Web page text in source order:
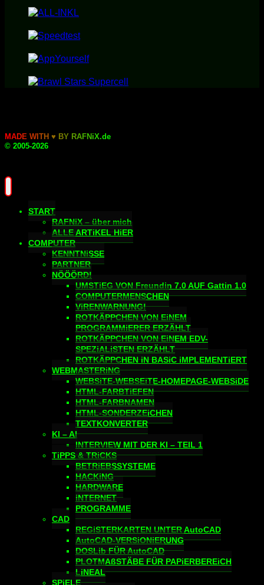
MADE W TH ♥ BY RAFN iX.de
© 2005-2026
START
RAFNiX – über mich
ALLE ARTiKEL HiER
COMPUTER
KENNTNiSSE
PARTNER
NÖÖÖRD!
UMSTiEG VON Freundin 7.0 AUF Gattin 1.0
COMPUTERMENSCHEN
ViRENWARNUNG!
ROTKÄPPCHEN VON EiNEM
PROGRAMMiERER ERZÄHLT
ROTKÄPPCHEN VON EiNEM EDV-
SPEZiALiSTEN ERZÄHLT
ROTKÄPPCHEN iN BASiC iMPLEMENTiERT
WEBMASTERiNG
WEBSiTE-WEBSEiTE-HOMEPAGE-WEBSiDE
HTML-FARBTiEFEN
HTML-FARBNAMEN
HTML-SONDERZEiCHEN
TEXTKONVERTER
KI – AI
INTERVIEW MIT DER KI – TEIL 1
TiPPS & TRiCKS
BETRiEBSSYSTEME
HACKiNG
HARDWARE
iNTERNET
PROGRAMME
CAD
REGiSTERKARTEN UNTER AutoCAD
AutoCAD-VERSiONiERUNG
DOSLib FÜR AutoCAD
PLOTMAßSTÄBE FÜR PAPiERBEREiCH
LiNEAL
SPiELE